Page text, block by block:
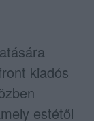
kiadós
estétől